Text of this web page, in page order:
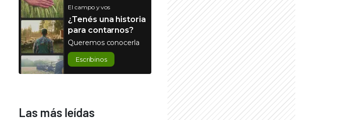
El campo y vos
¿Tenés una historia
para contarnos?
Queremos conocerla
Escribinos
Las más leídas